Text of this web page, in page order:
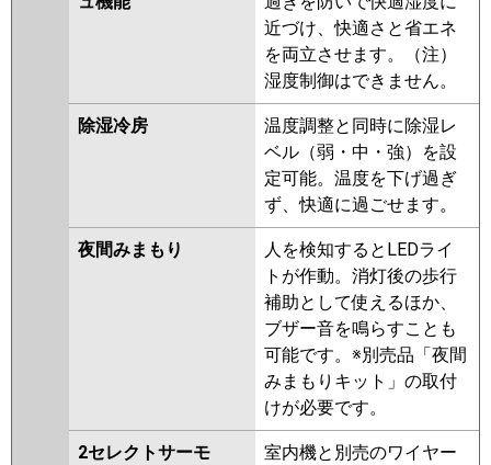
近づけ、快適さと省エネ
を両立させます。（注）
湿度制御はできません。
除湿冷房
温度調整と同時に除湿レ
ベル（弱・中・強）を設
定可能。温度を下げ過ぎ
ず、快適に過ごせます。
夜間みまもり
人を検知するとLEDライ
トが作動。消灯後の歩行
補助として使えるほか、
ブザー音を鳴らすことも
可能です。※別売品「夜間
みまもりキット」の取付
けが必要です。
2セレクトサーモ
室内機と別売のワイヤー